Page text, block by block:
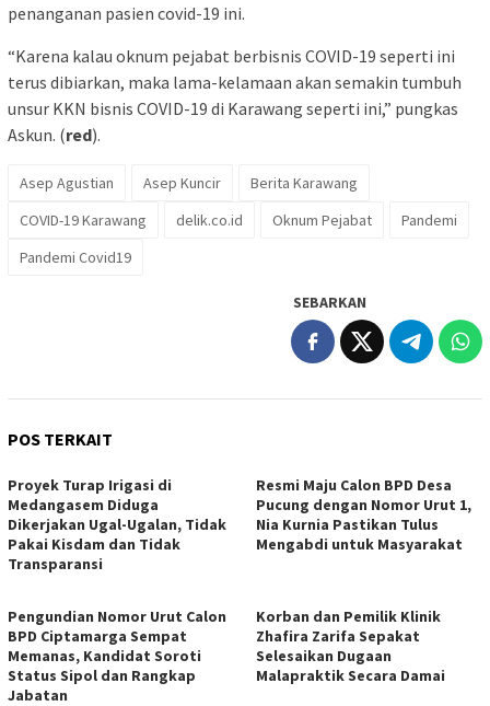
penanganan pasien covid-19 ini.
“Karena kalau oknum pejabat berbisnis COVID-19 seperti ini
terus dibiarkan, maka lama-kelamaan akan semakin tumbuh
unsur KKN bisnis COVID-19 di Karawang seperti ini,” pungkas
Askun. (red).
Asep Agustian Asep Kuncir
Berita Karawang
COVID-19 Karawang
delik.co.id Oknum Pejabat
Pandemi
Pandemi Covid19
SEBARKAN
POS TERKAIT
Proyek Turap Irigasi di
Medangasem Diduga
Dikerjakan Ugal-Ugalan, Tidak
Pakai Kisdam dan Tidak
Transparansi
Resmi Maju Calon BPD Desa
Pucung dengan Nomor Urut 1,
Nia Kurnia Pastikan Tulus
Mengabdi untuk Masyarakat
Pengundian Nomor Urut Calon
BPD Ciptamarga Sempat
Memanas, Kandidat Soroti
Status Sipol dan Rangkap
Jabatan
Korban dan Pemilik Klinik
Zhafira Zarifa Sepakat
Selesaikan Dugaan
Malapraktik Secara Damai